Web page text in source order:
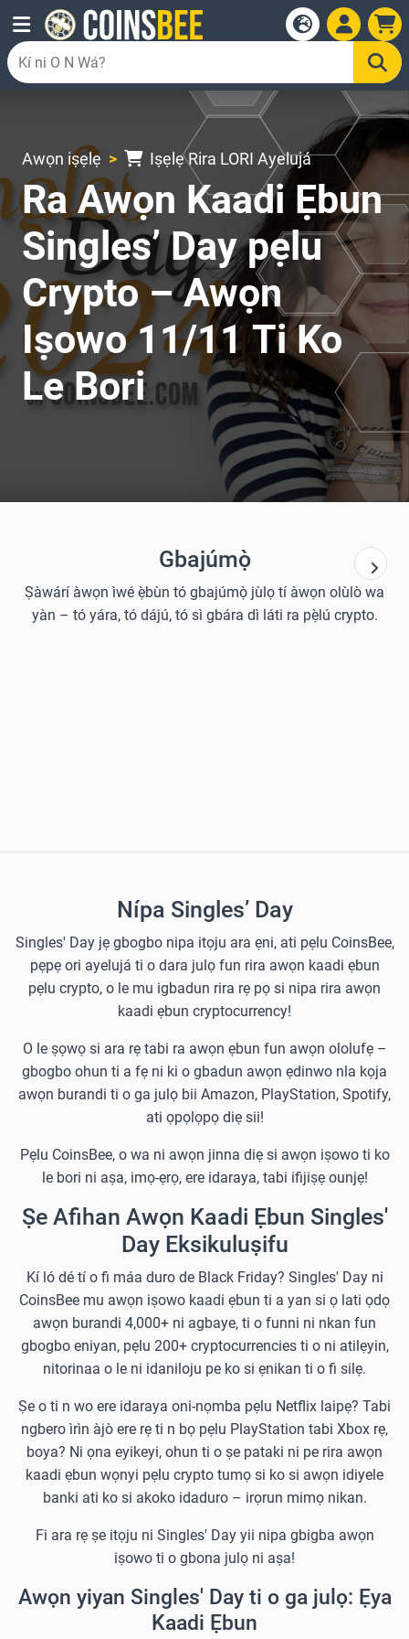
Awọn iṣẹlẹ Iṣẹlẹ Rira LORI Ayelujá
Ra Awọn Kaadi Ẹbun
Singles’ Day pẹlu
Crypto – Awọn
Iṣowo 11/11 Ti Ko
Le Bori
Gbajúmọ̀
Ṣàwárí àwọn ìwé ẹ̀bùn tó gbajúmọ̀ jùlọ tí àwọn olùlò wa
yàn – tó yára, tó dájú, tó sì gbára dì láti ra pẹ̀lú crypto.
Nípa Singles’ Day
Singles' Day jẹ gbogbo nipa itọju ara ẹni, ati pẹlu CoinsBee,
pẹpẹ ori ayelujá ti o dara julọ fun rira awọn kaadi ẹbun
pẹlu crypto, o le mu igbadun rira rẹ pọ si nipa rira awọn
kaadi ẹbun cryptocurrency!
O le ṣọwọ si ara rẹ tabi ra awọn ẹbun fun awọn ololufẹ –
gbogbo ohun ti a fẹ ni ki o gbadun awọn ẹdinwo nla kọja
awọn burandi ti o ga julọ bii Amazon, PlayStation, Spotify,
ati ọpọlọpọ diẹ sii!
Pẹlu CoinsBee, o wa ni awọn jinna diẹ si awọn iṣowo ti ko
le bori ni aṣa, imọ-ẹrọ, ere idaraya, tabi ifijiṣẹ ounjẹ!
Ṣe Afihan Awọn Kaadi Ẹbun Singles'
Day Eksikuluṣifu
Kí ló dé tí o fi máa duro de Black Friday? Singles' Day ni
CoinsBee mu awọn iṣowo kaadi ẹbun ti a yan si ọ lati ọdọ
awọn burandi 4,000+ ni agbaye, ti o funni ni nkan fun
gbogbo eniyan, pẹlu 200+ cryptocurrencies ti o ni atilẹyin,
nitorinaa o le ni idaniloju pe ko si ẹnikan ti o fi silẹ.
Ṣe o ti n wo ere idaraya oni-nọmba pẹlu Netflix laipẹ? Tabi
ngbero ìrìn àjò ere rẹ ti n bọ pẹlu PlayStation tabi Xbox rẹ,
boya? Ni ọna eyikeyi, ohun ti o ṣe pataki ni pe rira awọn
kaadi ẹbun wọnyi pẹlu crypto tumọ si ko si awọn idiyele
banki ati ko si akoko idaduro – irọrun mimọ nikan.
Fi ara rẹ ṣe itọju ni Singles' Day yii nipa gbigba awọn
iṣowo ti o gbona julọ ni aṣa!
Awọn yiyan Singles' Day ti o ga julọ: Ẹya
Kaadi Ẹbun